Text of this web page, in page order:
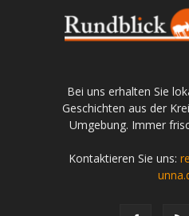
Bei uns erhalten Sie
Geschichten aus der
Umgebung. Immer
Kontaktieren Sie uns: